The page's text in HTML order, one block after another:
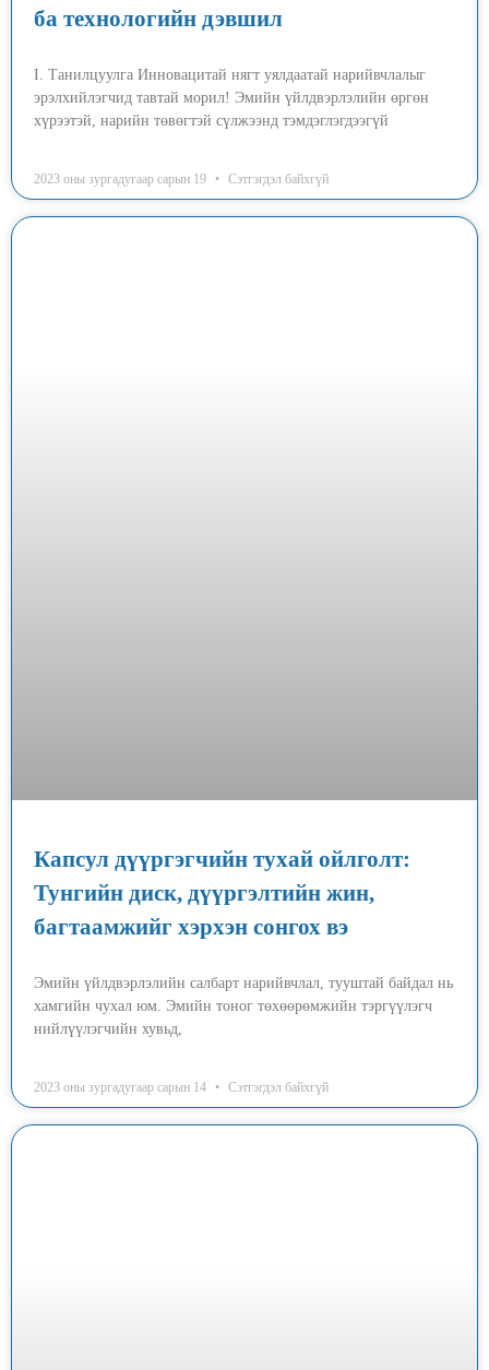
ба технологийн дэвшил
I. Танилцуулга Инновацитай нягт уялдаатай нарийвчлалыг
эрэлхийлэгчид тавтай морил! Эмийн үйлдвэрлэлийн өргөн
хүрээтэй, нарийн төвөгтэй сүлжээнд тэмдэглэгдээгүй
2023 оны зургадугаар сарын 19 Сэтгэгдэл байхгүй
Капсул дүүргэгчийн тухай ойлголт:
Тунгийн диск, дүүргэлтийн жин,
багтаамжийг хэрхэн сонгох вэ
Эмийн үйлдвэрлэлийн салбарт нарийвчлал, тууштай байдал нь
хамгийн чухал юм. Эмийн тоног төхөөрөмжийн тэргүүлэгч
нийлүүлэгчийн хувьд,
2023 оны зургадугаар сарын 14 Сэтгэгдэл байхгүй